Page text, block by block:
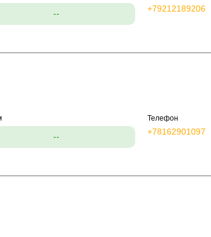
-- +79212189206
--
Телефон
+78162901097